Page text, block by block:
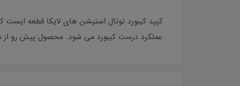
کیپد کیبورد توتال استیشن های لایکا قطعه
عملکرد درست کیبورد می شود. محصول پیش رو از